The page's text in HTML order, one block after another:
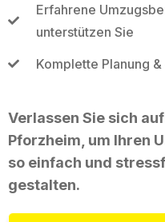
Erfahrene
unterstützen Sie
Komplette Planung
Verlassen Sie sich
Pforzheim, um Ihren
so einfach und
gestalten.